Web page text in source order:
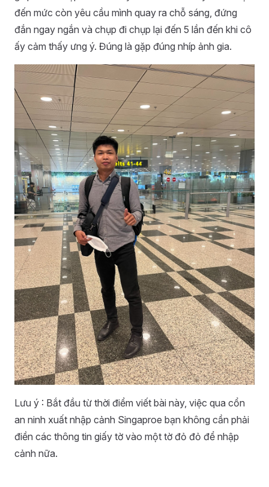
đến mức còn yêu cầu mình quay ra chỗ sáng, đứng
đắn ngay ngắn và chụp đi chụp lại đến 5 lần đến khi cô
ấy cảm thấy ưng ý. Đúng là gặp đúng nhíp ảnh gia.
Lưu ý : Bắt đầu từ thời điểm viết bài này, việc qua cổn
an ninh xuất nhập cảnh Singaproe bạn không cần phải
điền các thông tin giấy tờ vào một tờ đỏ đỏ để nhập
cảnh nữa.